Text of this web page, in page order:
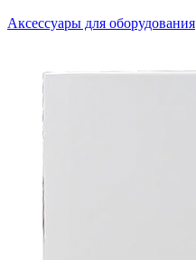
Аксессуары для оборудования